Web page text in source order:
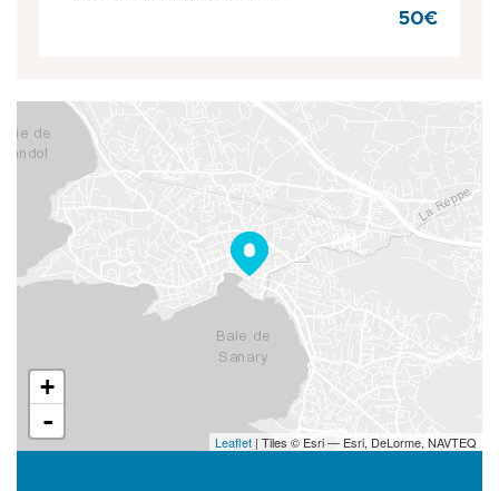
50€
+
-
Leaflet | Tiles © Esri — Esri, DeLorme, NAVTEQ